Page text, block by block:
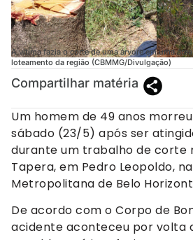
A vítima fazia o corte de uma árvore em uma
loteamento da região (CBMMG/Divulgação)
Compartilhar matéria
Um homem de 49 anos
sábado (23/5) após ser
durante um trabalho de corte
Tapera, em Pedro Leopoldo,
Metropolitana de Belo
De acordo com o Corpo de
acidente aconteceu por volta